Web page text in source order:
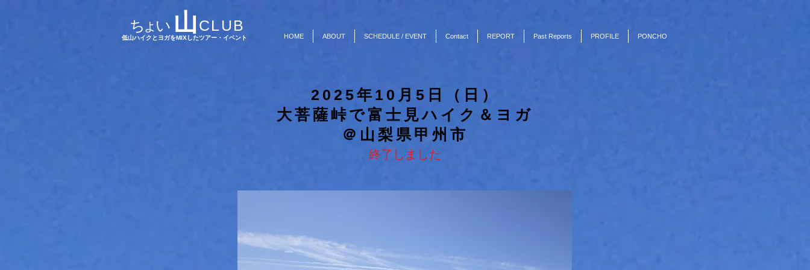
​低山ハイクとヨガをMIXしたツアー・イベント
ちょい 山 CLUB
HOME ABOUT SCHEDULE / EVENT Contact REPORT Past Reports PROFILE PONCHO
​2025年10月5日（日）
大菩薩峠で富士見ハイク＆ヨガ
＠山梨県甲州市
終了しました